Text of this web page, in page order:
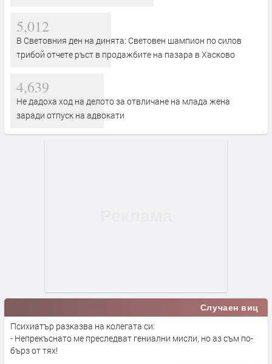
5,012
В Световния ден на динята: Световен шампион по силов
трибой отчете ръст в продажбите на пазара в Хасково
4,639
Не дадоха ход на делото за отвличане на млада жена
заради отпуск на адвокати
Случаен виц
Психиатър разказва на колегата си:
- Непрекъснато ме преследват гениални мисли, но аз съм по-
бърз от тях!